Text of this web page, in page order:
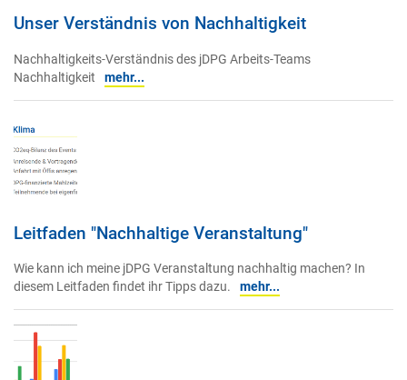
Unser Verständnis von Nachhaltigkeit
Nachhaltigkeits-Verständnis des jDPG Arbeits-Teams
Nachhaltigkeit
mehr...
Leitfaden "Nachhaltige Veranstaltung"
Wie kann ich meine jDPG Veranstaltung nachhaltig machen? In
diesem Leitfaden findet ihr Tipps dazu.
mehr...